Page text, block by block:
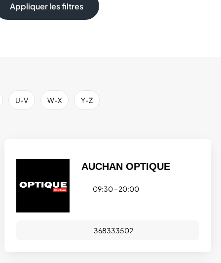
Appliquer les filtres
U-V W-X Y-Z
AUCHAN OPTIQUE
09:30 - 20:00
368333502